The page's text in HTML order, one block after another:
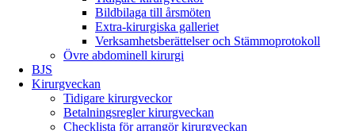
Bildbilaga till årsmöten
Extra-kirurgiska galleriet
Verksamhetsberättelser och Stämmoprotokoll
Övre abdominell kirurgi
BJS
Kirurgveckan
Tidigare kirurgveckor
Betalningsregler kirurgveckan
Checklista för arrangör kirurgveckan